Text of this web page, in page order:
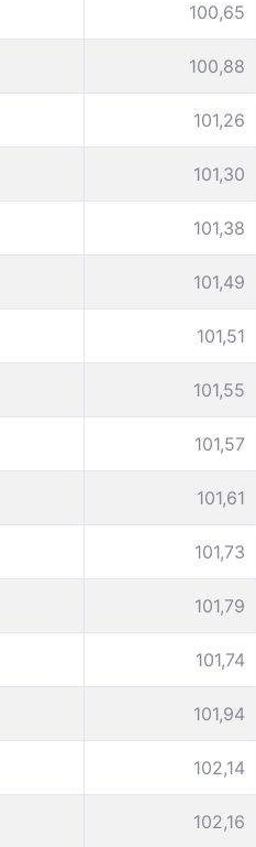
100,65
100,88
101,26
101,30
101,38
101,49
101,51
101,55
101,57
101,61
101,73
101,79
101,74
101,94
102,14
102,16